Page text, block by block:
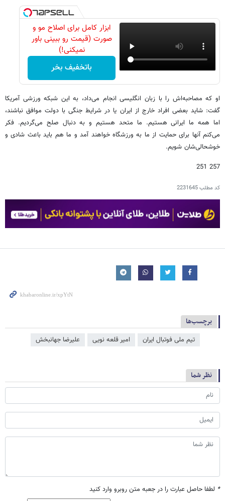
ابزار کامل برای اصلاح مو و
صورت (قیمت رو ببینی باور
نمیکنی!)
باتخفیف بخر
او که مصاحبه‌اش را با زبان انگلیسی انجام می‌داد، به این شبکه ورزشی آمریکا
گفت: شاید بعضی افراد خارج از ایران یا در شرایط جنگی با دولت موافق نباشند،
اما همه ما ایرانی هستیم. ما متحد هستیم و به دنبال صلح می‌گردیم. فکر
می‌کنم آنها برای حمایت از ما به ورزشگاه خواهند آمد و ما هم باید باعث شادی و
خوشحالی‌شان شویم.
257 251
کد مطلب2231645
برچسب‌ها
تیم ملی فوتبال ایران امیر قلعه نویی علیرضا جهانبخش
نظر شما
* لطفا حاصل عبارت را در جعبه متن روبرو وارد کنید